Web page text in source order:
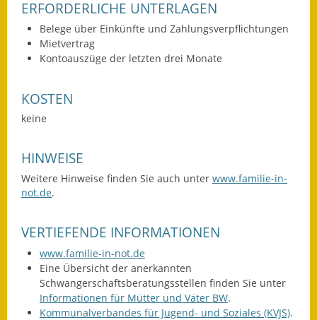
Gemeindeverwaltung
Haushaltspläne
Wasserversorgung
Heiraten in Notzingen
Mitarbeiter
ERFORDERLICHE UNTERLAGEN
Belege über Einkünfte und Zahlungsverpflichtungen
Mietvertrag
Kontoauszüge der letzten drei Monate
KOSTEN
keine
HINWEISE
Weitere Hinweise finden Sie auch unter www.familie-in-
not.de.
VERTIEFENDE INFORMATIONEN
www.familie-in-not.de
Eine Übersicht der anerkannten
Schwangerschaftsberatungsstellen finden Sie unter
Informationen für Mütter und Väter BW.
Kommunalverbandes für Jugend- und Soziales (KVJS).